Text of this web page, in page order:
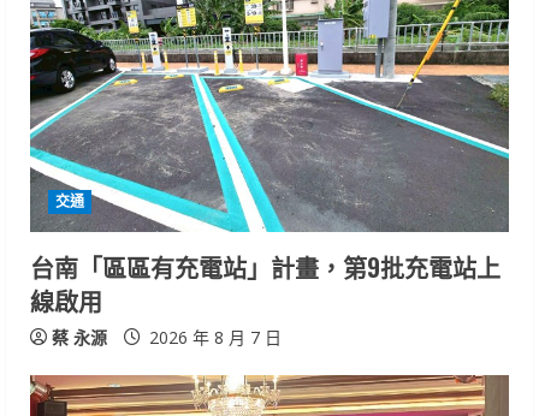
e
a
d
i
n
g
交通
台南「區區有充電站」計畫，第9批充電站上
線啟用
蔡 永源 2026 年 8 月 7 日